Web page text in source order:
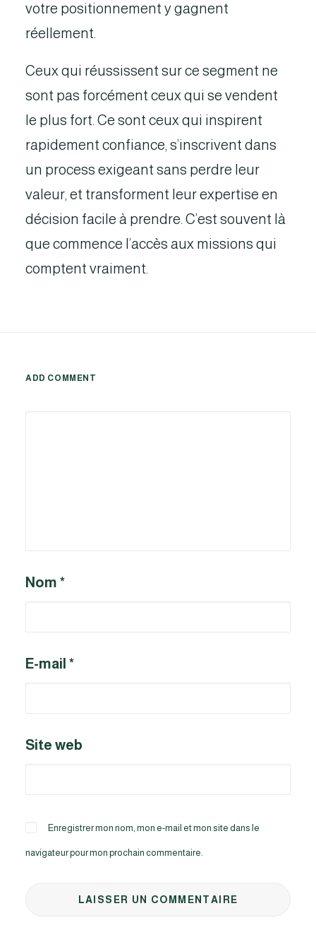
votre positionnement y gagnent
réellement.
Ceux qui réussissent sur ce segment ne
sont pas forcément ceux qui se vendent
le plus fort. Ce sont ceux qui inspirent
rapidement confiance, s’inscrivent dans
un process exigeant sans perdre leur
valeur, et transforment leur expertise en
décision facile à prendre. C’est souvent là
que commence l’accès aux missions qui
comptent vraiment.
ADD COMMENT
Nom *
E-mail *
Site web
Enregistrer mon nom, mon e-mail et mon site dans le
navigateur pour mon prochain commentaire.